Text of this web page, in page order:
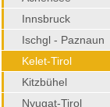
Innsbruck
Ischgl - Paznaun
Kelet-Tirol
Kitzbühel
Nyugat-Tirol